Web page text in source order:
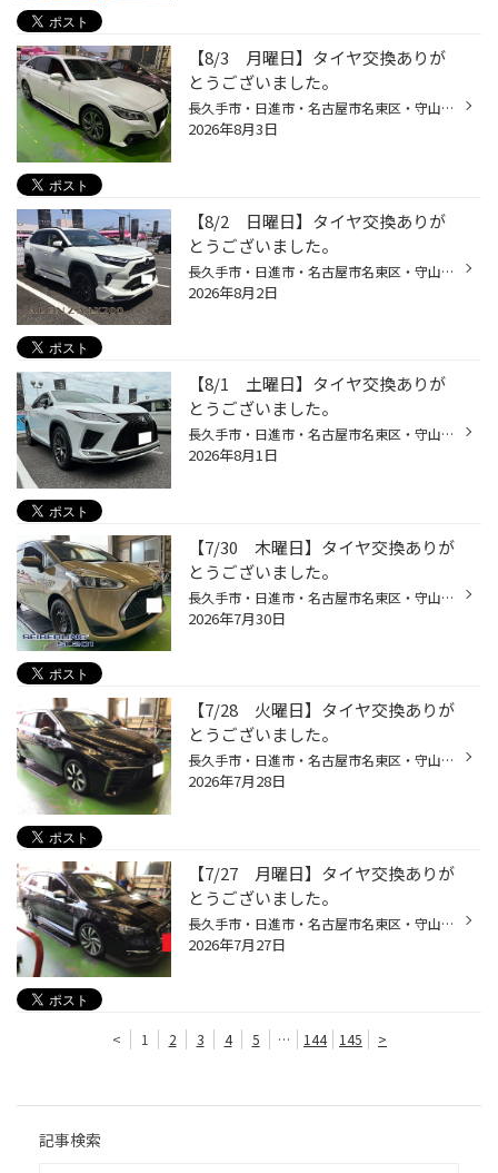
【8/3 月曜日】タイヤ交換ありが
とうございました。
長久手市・日進市・名古屋市名東区・守山区・ 瀬戸市・尾張旭市・名古屋市の皆様、こんにちは(^^♪ 当店のWEBサイトをご覧頂き、ありがとうございます。 長久手市にあります、タイヤ館グリーンロードです。 本日も当店でタイヤ購入をしていただいたお客様の車両紹介でございます。 この度はタイヤ館...
2026年8月3日
【8/2 日曜日】タイヤ交換ありが
とうございました。
長久手市・日進市・名古屋市名東区・守山区・ 瀬戸市・尾張旭市・名古屋市の皆様、こんにちは(^^♪ 当店のWEBサイトをご覧頂きありがとうございます。 長久手市にあります、タイヤ館グリーンロードです。 本日も当店でタイヤ購入をしていただいたお客様の車両紹介でございます。 この度はタイヤ館グ...
2026年8月2日
【8/1 土曜日】タイヤ交換ありが
とうございました。
長久手市・日進市・名古屋市名東区・守山区・ 瀬戸市・尾張旭市・名古屋市の皆様、こんにちは(^^♪ 当店のWEBサイトをご覧頂き、ありがとうございます。 長久手市にあります、タイヤ館グリーンロードです。 本日も当店でタイヤ購入をしていただいたお客様の車両紹介でございます。 この度はタイヤ館...
2026年8月1日
【7/30 木曜日】タイヤ交換ありが
とうございました。
長久手市・日進市・名古屋市名東区・守山区・ 瀬戸市・尾張旭市・名古屋市の皆様、こんにちは(^^♪ 当店のWEBサイトをご覧頂きありがとうございます。 長久手市にあります、タイヤ館グリーンロードです。 本日も当店でタイヤ購入をしていただいたお客様の車両紹介でございます。 この度はタイヤ館グ...
2026年7月30日
【7/28 火曜日】タイヤ交換ありが
とうございました。
長久手市・日進市・名古屋市名東区・守山区・ 瀬戸市・尾張旭市・名古屋市の皆様、こんにちは(^^♪ 当店のWEBサイトをご覧頂き、ありがとうございます。 長久手市にあります、タイヤ館グリーンロードです。 本日も当店でタイヤ購入をしていただいたお客様の車両紹介でございます。 この度はタイヤ館...
2026年7月28日
【7/27 月曜日】タイヤ交換ありが
とうございました。
長久手市・日進市・名古屋市名東区・守山区・ 瀬戸市・尾張旭市・名古屋市の皆様、こんにちは(^^♪ 当店のWEBサイトをご覧頂き、ありがとうございます。 長久手市にあります、タイヤ館グリーンロードです。 本日も当店でタイヤ購入をしていただいたお客様の車両紹介でございます。 この度はタイヤ館...
2026年7月27日
< 1 2 3 4 5 … 144 145 >
記事検索